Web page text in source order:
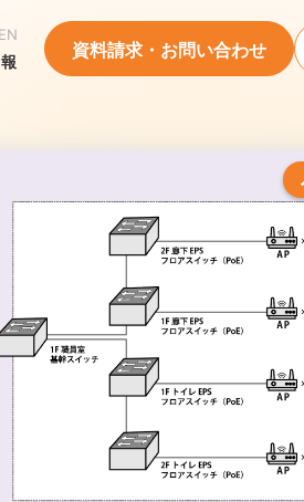
EN
資料請求・お問い合わせ